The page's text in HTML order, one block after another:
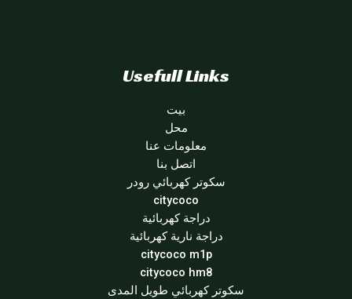
Usefull Links
بيت
محل
معلومات عنا
اتصل بنا
سكوتر كهربائي رودر
citycoco
دراجة كهربائية
دراجة نارية كهربائية
citycoco m1p
citycoco hm8
سكوتر كهربائي طويل المدى